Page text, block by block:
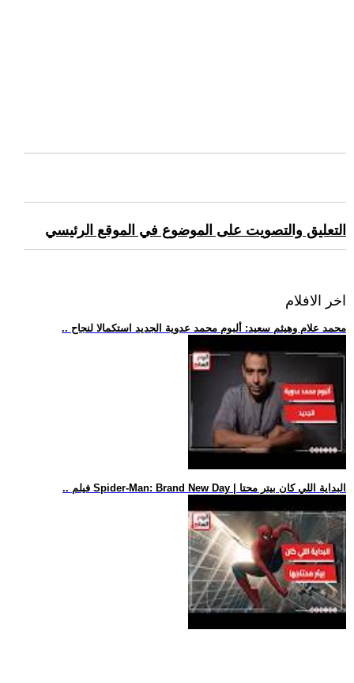
التعليق والتصويت على الموضوع في الموقع الرئيسي
اخر الافلام
.. محمد علام وهيثم سعيد: ألبوم محمد عدوية الجديد استكمالا لنجاح
.. فيلم Spider-Man: Brand New Day | البداية اللي كان بيتر محتا